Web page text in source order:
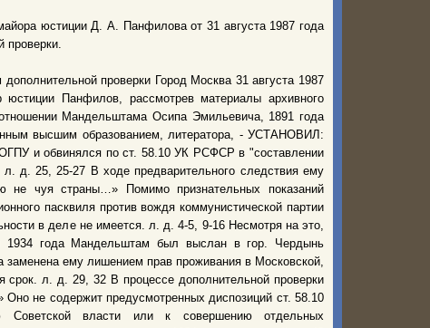
юстиции Д. А. Панфилова от 31 августа 1987 года
проверки.
проверки Город Москва 31 августа 1987
Панфилов, рассмотрев материалы архивного
Мандельштама Осипа Эмильевича, 1891 года
высшим образованием, литератора, - УСТАНОВИЛ:
и обвинялся по ст. 58.10 УК РСФСР в "составлении
л. д. 25, 25-27 В ходе предварительного следствия ему
чуя страны…» Помимо признательных показаний
пасквиля против вождя коммунистической партии
в деле не имеется. л. д. 4-5, 9-16 Несмотря на это,
1934 года Мандельштам был выслан в гор. Чердынь
заменена ему лишением прав проживания в Московской,
срок. л. д. 29, 32 В процессе дополнительной проверки
не содержит предусмотренных диспозиций ст. 58.10
власти или к совершению отдельных